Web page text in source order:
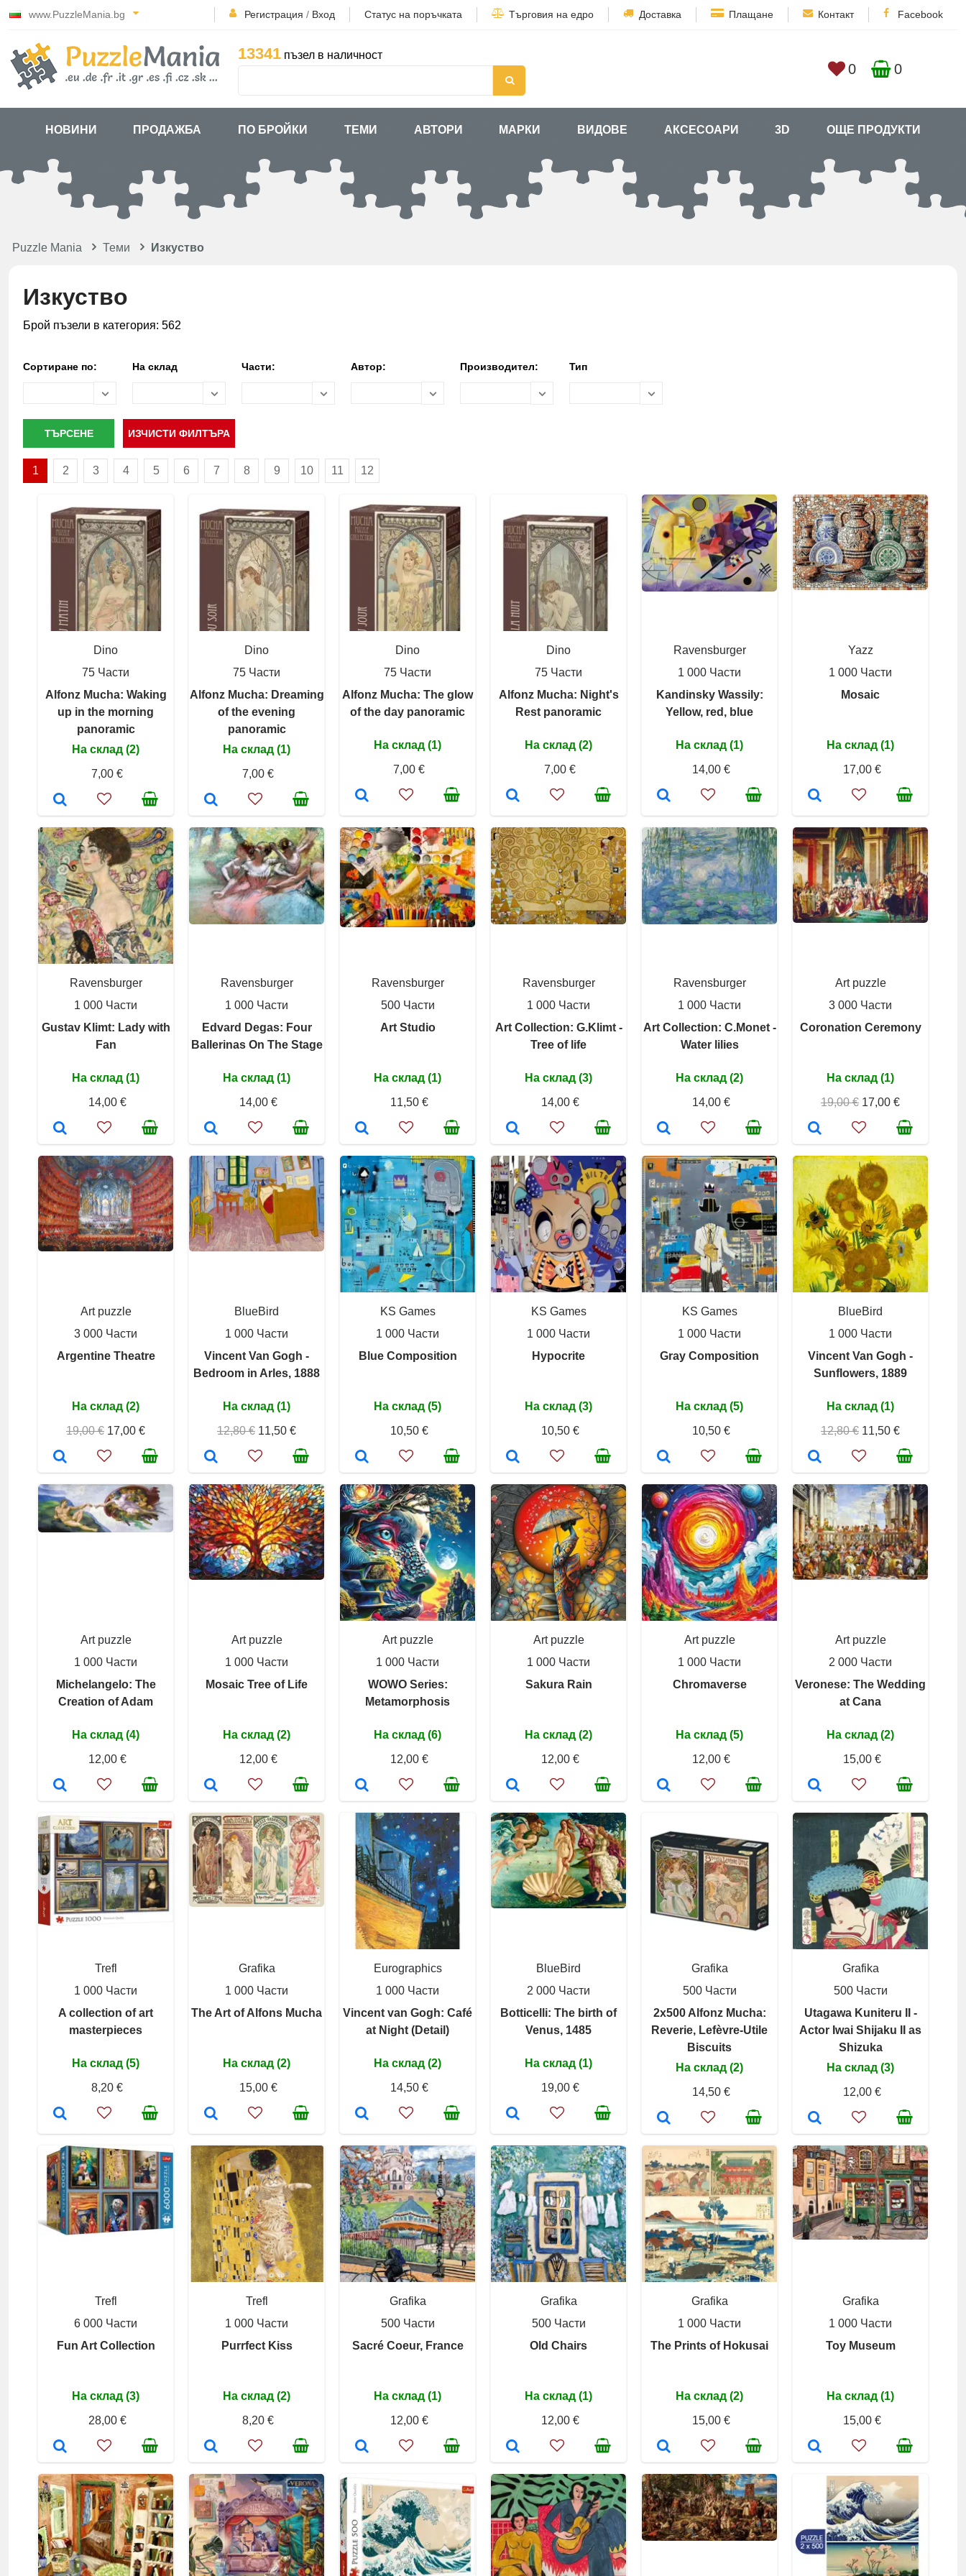
www.PuzzleMania.bg Регистрация / Вход Статус на поръчката Търговия на едро Доставка Плащане Контакт Facebook
13341 пъзел в наличност
0 0
НОВИНИ ПРОДАЖБА ПО БРОЙКИ ТЕМИ АВТОРИ МАРКИ ВИДОВЕ АКСЕСОАРИ 3D ОЩЕ ПРОДУКТИ
Puzzle Mania Теми Изкуство
Изкуство
Брой пъзели в категория: 562
Сортиране по: На склад Части: Автор: Производител: Тип
1 2 3 4 5 6 7 8 9 10 11 12
Dino
75 Части
Alfonz Mucha: Waking
up in the morning
panoramic
На склад (2)
7,00 €
Dino
75 Части
Alfonz Mucha: Dreaming
of the evening
panoramic
На склад (1)
7,00 €
Dino
75 Части
Alfonz Mucha: The glow
of the day panoramic
На склад (1)
7,00 €
Dino
75 Части
Alfonz Mucha: Night's
Rest panoramic
На склад (2)
7,00 €
Ravensburger
1 000 Части
Kandinsky Wassily:
Yellow, red, blue
На склад (1)
14,00 €
Yazz
1 000 Части
Mosaic
На склад (1)
17,00 €
Ravensburger
1 000 Части
Gustav Klimt: Lady with
Fan
На склад (1)
14,00 €
Ravensburger
1 000 Части
Edvard Degas: Four
Ballerinas On The Stage
На склад (1)
14,00 €
Ravensburger
500 Части
Art Studio
На склад (1)
11,50 €
Ravensburger
1 000 Части
Art Collection: G.Klimt -
Tree of life
На склад (3)
14,00 €
Ravensburger
1 000 Части
Art Collection: C.Monet -
Water lilies
На склад (2)
14,00 €
Art puzzle
3 000 Части
Coronation Ceremony
На склад (1)
19,00 € 17,00 €
Art puzzle
3 000 Части
Argentine Theatre
На склад (2)
19,00 € 17,00 €
BlueBird
1 000 Части
Vincent Van Gogh -
Bedroom in Arles, 1888
На склад (1)
12,80 € 11,50 €
KS Games
1 000 Части
Blue Composition
На склад (5)
10,50 €
KS Games
1 000 Части
Hypocrite
На склад (3)
10,50 €
KS Games
1 000 Части
Gray Composition
На склад (5)
10,50 €
BlueBird
1 000 Части
Vincent Van Gogh -
Sunflowers, 1889
На склад (1)
12,80 € 11,50 €
Art puzzle
1 000 Части
Michelangelo: The
Creation of Adam
На склад (4)
12,00 €
Art puzzle
1 000 Части
Mosaic Tree of Life
На склад (2)
12,00 €
Art puzzle
1 000 Части
WOWO Series:
Metamorphosis
На склад (6)
12,00 €
Art puzzle
1 000 Части
Sakura Rain
На склад (2)
12,00 €
Art puzzle
1 000 Части
Chromaverse
На склад (5)
12,00 €
Art puzzle
2 000 Части
Veronese: The Wedding
at Cana
На склад (2)
15,00 €
Trefl
1 000 Части
A collection of art
masterpieces
На склад (5)
8,20 €
Grafika
1 000 Части
The Art of Alfons Mucha
На склад (2)
15,00 €
Eurographics
1 000 Части
Vincent van Gogh: Café
at Night (Detail)
На склад (2)
14,50 €
BlueBird
2 000 Части
Botticelli: The birth of
Venus, 1485
На склад (1)
19,00 €
Grafika
500 Части
2x500 Alfonz Mucha:
Reverie, Lefèvre-Utile
Biscuits
На склад (2)
14,50 €
Grafika
500 Части
Utagawa Kuniteru II -
Actor Iwai Shijaku II as
Shizuka
На склад (3)
12,00 €
Trefl
6 000 Части
Fun Art Collection
На склад (3)
28,00 €
Trefl
1 000 Части
Purrfect Kiss
На склад (2)
8,20 €
Grafika
500 Части
Sacré Coeur, France
На склад (1)
12,00 €
Grafika
500 Части
Old Chairs
На склад (1)
12,00 €
Grafika
1 000 Части
The Prints of Hokusai
На склад (2)
15,00 €
Grafika
1 000 Части
Toy Museum
На склад (1)
15,00 €